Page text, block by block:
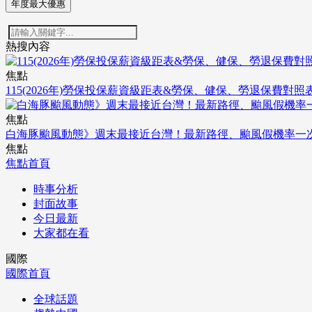
年度最大優惠
熱搜內容
焦點
115(2026年)勞保投保薪資級距表&勞保、健保、勞退保費對照
焦點
白海豚颱風動態》週末最接近台灣！最新路徑、颱風假機率一
焦點
焦點首頁
時事分析
封面故事
今日最新
大家都在看
國際
國際首頁
全球話題